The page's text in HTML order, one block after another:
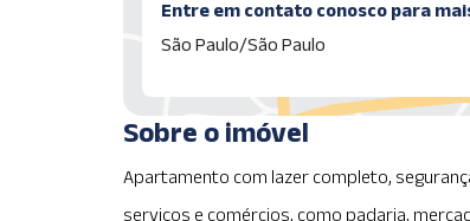
Entre em contato conosco para
São Paulo/São Paulo
Sobre o imóvel
Apartamento com lazer completo,
serviços e comércios, como padaria,